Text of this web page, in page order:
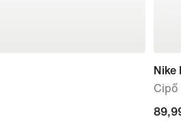
Nike
Cipő